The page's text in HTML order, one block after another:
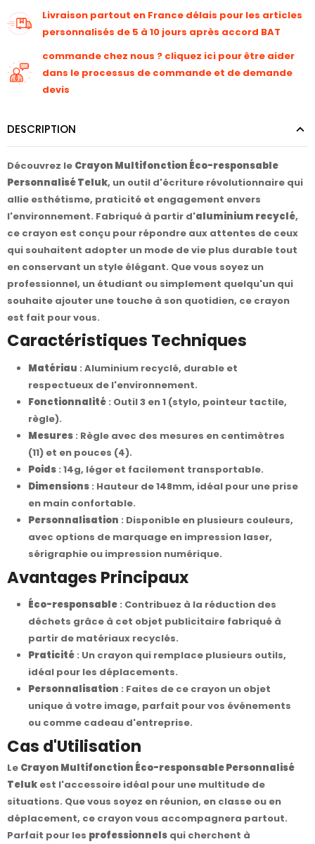
Livraison partout en France délais pour les articles
personnalisés de 5 à 10 jours après accord BAT
commande chez nous ? cliquez ici pour être aider
dans le processus de commande et de demande
devis
DESCRIPTION
Découvrez le Crayon Multifonction Éco-responsable
Personnalisé Teluk, un outil d'écriture révolutionnaire qui
allie esthétisme, praticité et engagement envers
l'environnement. Fabriqué à partir d'aluminium recyclé,
ce crayon est conçu pour répondre aux attentes de ceux
qui souhaitent adopter un mode de vie plus durable tout
en conservant un style élégant. Que vous soyez un
professionnel, un étudiant ou simplement quelqu'un qui
souhaite ajouter une touche à son quotidien, ce crayon
est fait pour vous.
Caractéristiques Techniques
Matériau : Aluminium recyclé, durable et
respectueux de l'environnement.
Fonctionnalité : Outil 3 en 1 (stylo, pointeur tactile,
règle).
Mesures : Règle avec des mesures en centimètres
(11) et en pouces (4).
Poids : 14g, léger et facilement transportable.
Dimensions : Hauteur de 148mm, idéal pour une prise
en main confortable.
Personnalisation : Disponible en plusieurs couleurs,
avec options de marquage en impression laser,
sérigraphie ou impression numérique.
Avantages Principaux
Éco-responsable : Contribuez à la réduction des
déchets grâce à cet objet publicitaire fabriqué à
partir de matériaux recyclés.
Praticité : Un crayon qui remplace plusieurs outils,
idéal pour les déplacements.
Personnalisation : Faites de ce crayon un objet
unique à votre image, parfait pour vos événements
ou comme cadeau d'entreprise.
Cas d'Utilisation
Le Crayon Multifonction Éco-responsable Personnalisé
Teluk est l'accessoire idéal pour une multitude de
situations. Que vous soyez en réunion, en classe ou en
déplacement, ce crayon vous accompagnera partout.
Parfait pour les professionnels qui cherchent à